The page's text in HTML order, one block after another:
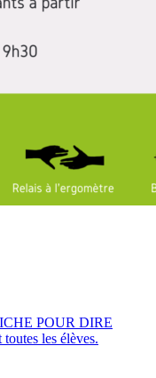
POUR DIRE
les élèves.